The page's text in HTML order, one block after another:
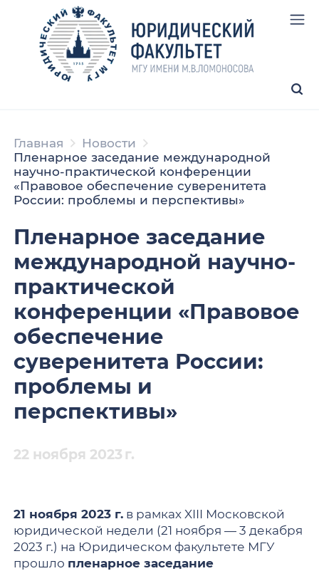
Главная
Новости
Пленарное заседание международной
научно-практической конференции
«Правовое обеспечение суверенитета
России: проблемы и перспективы»
Пленарное заседание
международной научно-
практической
конференции «Правовое
обеспечение
суверенитета России:
проблемы и
перспективы»
22 ноября 2023 г.
21 ноября 2023 г. в рамках XIII Московской
юридической недели (21 ноября — 3 декабря
2023 г.) на Юридическом факультете МГУ
прошло пленарное заседание